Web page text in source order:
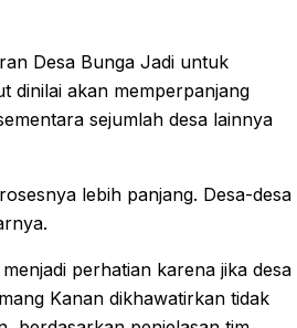
Desa Bunga Jadi untuk
dinilai akan memperpanjang
sejumlah desa lainnya
lebih panjang. Desa-desa
perhatian karena jika desa
Kanan dikhawatirkan tidak